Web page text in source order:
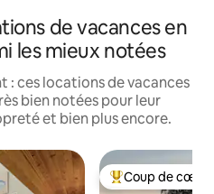
de vacances en
les mieux notées
: ces locations de vacances
bien notées pour leur
et bien plus encore.
Coups de cœur
Coup de cœur